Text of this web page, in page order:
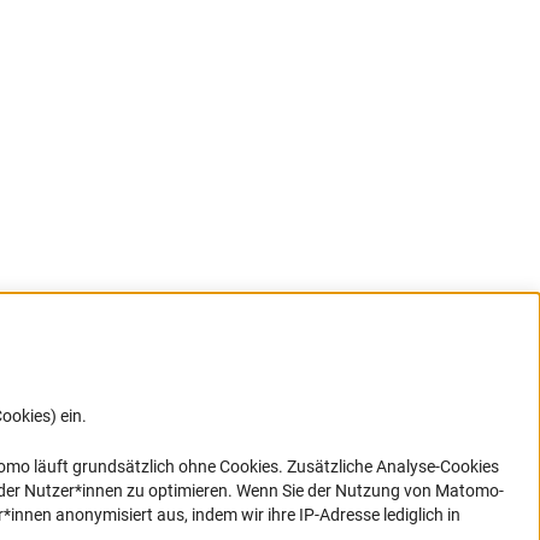
ein.
Link)
läuft grundsätzlich ohne Cookies. Zusätzliche Analyse-Cookies
Nutzer*innen zu optimieren. Wenn Sie der Nutzung von Matomo-
anonymisiert aus, indem wir ihre IP-Adresse lediglich in